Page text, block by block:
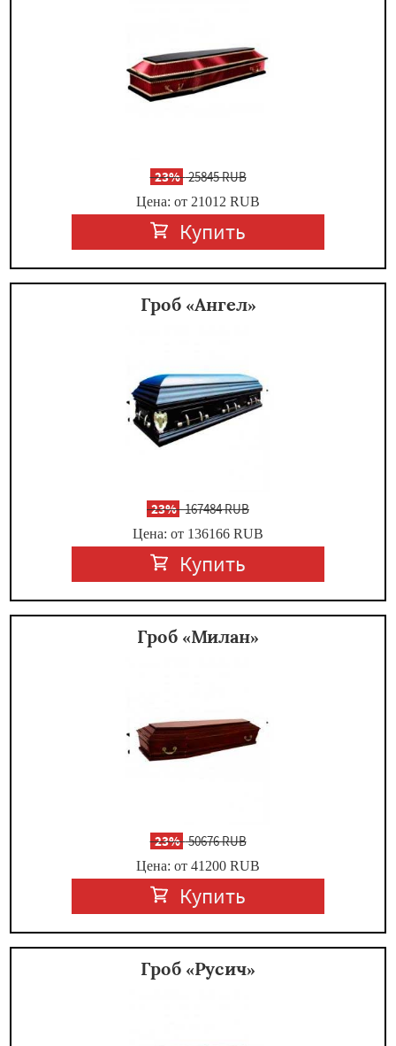
-23%25845 RUB
Цена: от 21012 RUB
Купить
Гроб «Ангел»
-23%167484 RUB
Цена: от 136166 RUB
Купить
Гроб «Милан»
-23%50676 RUB
Цена: от 41200 RUB
Купить
Гроб «Русич»